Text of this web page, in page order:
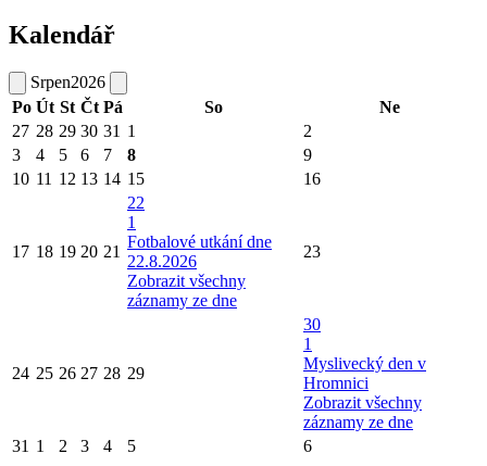
Kalendář
Srpen2026
Po Út St Čt Pá So
Ne
27 28 29 30 31 1
2
3
4 5 6 7 8
9
10 11 12 13 14 15 16
17 18 19 20 21
22
1
Fotbalové utkání dne
22.8.2026
Zobrazit všechny
záznamy ze dne
23
24 25 26 27 28 29
30
1
Myslivecký den v
Hromnici
Zobrazit všechny
záznamy ze dne
31 1 2 3 4 5 6